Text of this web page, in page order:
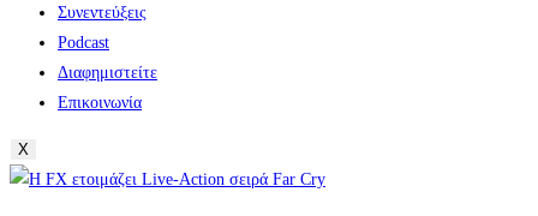
Συνεντεύξεις
Podcast
Διαφημιστείτε
Επικοινωνία
X